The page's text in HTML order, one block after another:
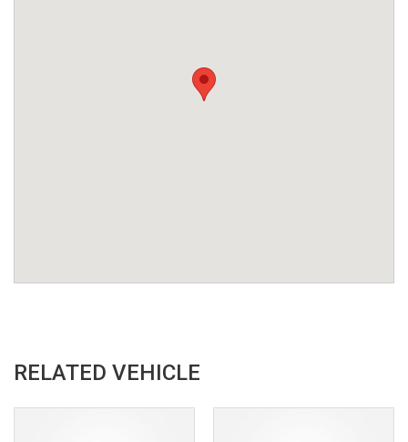
RELATED VEHICLE